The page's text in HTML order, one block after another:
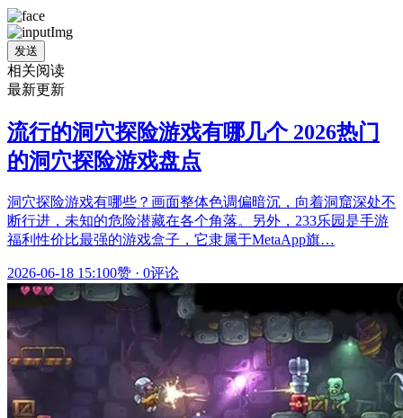
发送
相关阅读
最新更新
流行的洞穴探险游戏有哪几个 2026热门
的洞穴探险游戏盘点
洞穴探险游戏有哪些？画面整体色调偏暗沉，向着洞窟深处不
断行进，未知的危险潜藏在各个角落。另外，233乐园是手游
福利性价比最强的游戏盒子，它隶属于MetaApp旗…
2026-06-18 15:100赞 · 0评论